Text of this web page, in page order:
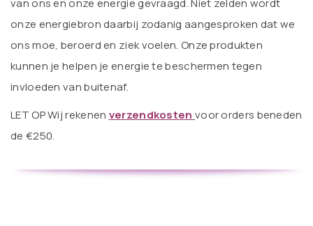
van ons en onze energie gevraagd. Niet zelden wordt
onze energiebron daarbij zodanig aangesproken dat we
ons moe, beroerd en ziek voelen. Onze produkten
kunnen je helpen je energie te beschermen tegen
invloeden van buitenaf.
LET OP Wij rekenen verzendkosten voor orders beneden
de €250.